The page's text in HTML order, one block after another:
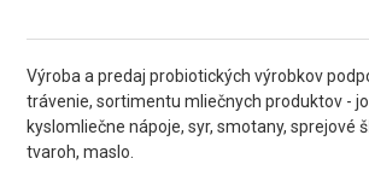
Výroba a predaj probiotických výrobkov
trávenie, sortimentu mliečnych produktov -
kyslomliečne nápoje, syr, smotany, sprejové
tvaroh, maslo.